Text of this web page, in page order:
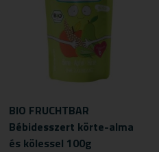
BIO FRUCHTBAR
Bébidesszert körte-alma
és kölessel 100g